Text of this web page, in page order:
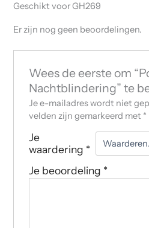
Geschikt voor GH269
Er zijn nog geen beoordelingen.
Wees de eerste om
Nachtblindering” te
Je e-mailadres wordt niet
velden zijn gemarkeerd met *
Je
waardering *
Je beoordeling *